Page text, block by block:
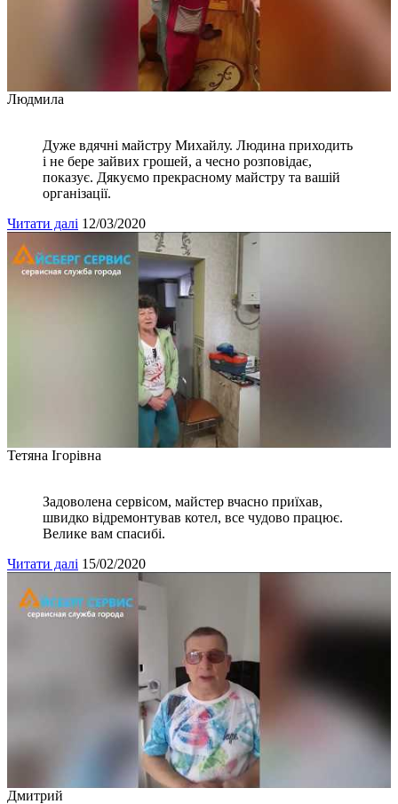
Людмила
Дуже вдячні майстру Михайлу. Людина приходить
і не бере зайвих грошей, а чесно розповідає,
показує. Дякуємо прекрасному майстру та вашій
організації.
Читати далі 12/03/2020
Тетяна Ігорівна
Задоволена сервісом, майстер вчасно приїхав,
швидко відремонтував котел, все чудово працює.
Велике вам спасибі.
Читати далі 15/02/2020
Дмитрий